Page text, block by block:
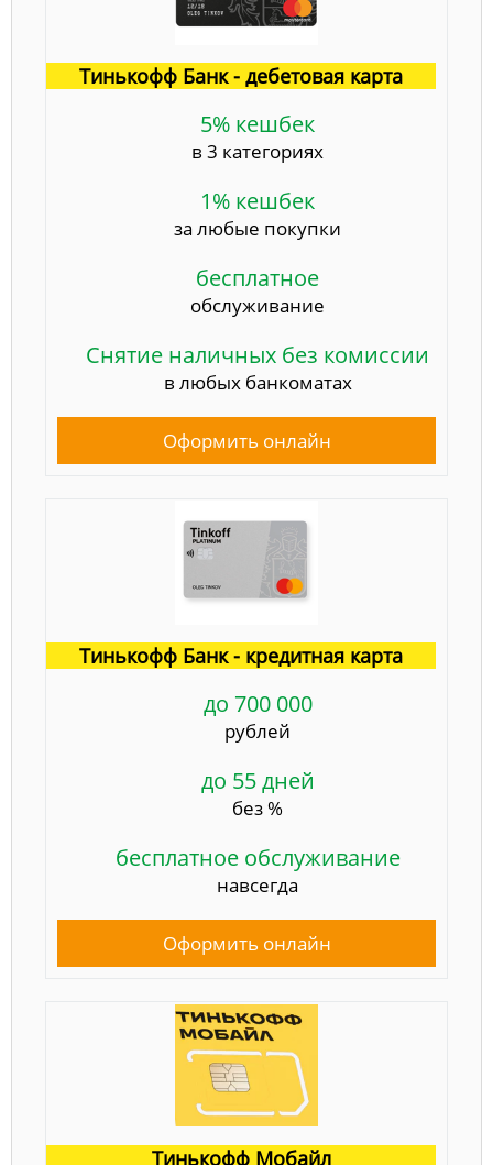
Тинькофф Банк - дебетовая карта
5% кешбек
в 3 категориях
1% кешбек
за любые покупки
бесплатное
обслуживание
Снятие наличных без комиссии
в любых банкоматах
Оформить онлайн
Тинькофф Банк - кредитная карта
до 700 000
рублей
до 55 дней
без %
бесплатное обслуживание
навсегда
Оформить онлайн
Тинькофф Мобайл